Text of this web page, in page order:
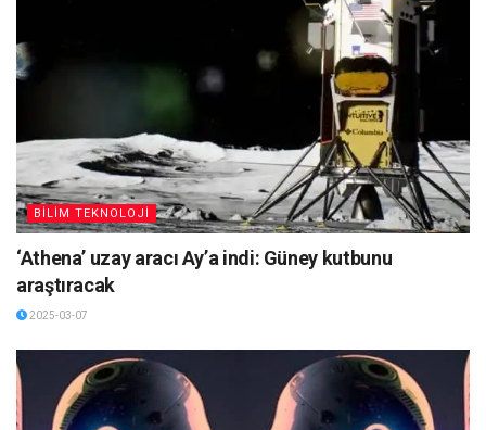
BİLİM TEKNOLOJİ
‘Athena’ uzay aracı Ay’a indi: Güney kutbunu
araştıracak
2025-03-07